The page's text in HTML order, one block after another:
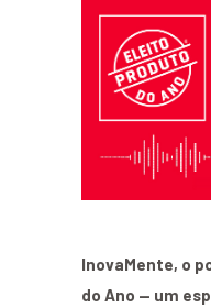
InovaMente, o
do Ano — um